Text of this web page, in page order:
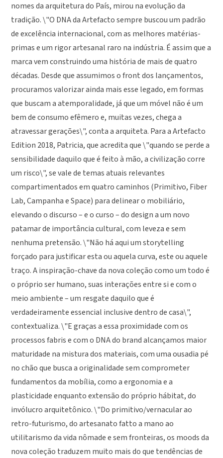
nomes da arquitetura do País, mirou na evolução da
tradição. \"O DNA da Artefacto sempre buscou um padrão
de excelência internacional, com as melhores matérias-
primas e um rigor artesanal raro na indústria. É assim que a
marca vem construindo uma história de mais de quatro
décadas. Desde que assumimos o front dos lançamentos,
procuramos valorizar ainda mais esse legado, em formas
que buscam a atemporalidade, já que um móvel não é um
bem de consumo efêmero e, muitas vezes, chega a
atravessar gerações\", conta a arquiteta. Para a Artefacto
Edition 2018, Patricia, que acredita que \"quando se perde a
sensibilidade daquilo que é feito à mão, a civilização corre
um risco\", se vale de temas atuais relevantes
compartimentados em quatro caminhos (Primitivo, Fiber
Lab, Campanha e Space) para delinear o mobiliário,
elevando o discurso – e o curso – do design a um novo
patamar de importância cultural, com leveza e sem
nenhuma pretensão. \"Não há aqui um storytelling
forçado para justificar esta ou aquela curva, este ou aquele
traço. A inspiração-chave da nova coleção como um todo é
o próprio ser humano, suas interações entre si e com o
meio ambiente – um resgate daquilo que é
verdadeiramente essencial inclusive dentro de casa\",
contextualiza. \"E graças a essa proximidade com os
processos fabris e com o DNA do brand alcançamos maior
maturidade na mistura dos materiais, com uma ousadia pé
no chão que busca a originalidade sem comprometer
fundamentos da mobília, como a ergonomia e a
plasticidade enquanto extensão do próprio hábitat, do
invólucro arquitetônico. \"Do primitivo/vernacular ao
retro-futurismo, do artesanato fatto a mano ao
utilitarismo da vida nômade e sem fronteiras, os moods da
nova coleção traduzem muito mais do que tendências de